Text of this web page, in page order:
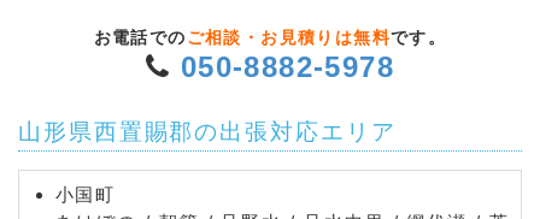
お電話での ご相談・お見積りは無料です。
050-8882-5978
山形県西置賜郡の出張対応エリア
小国町